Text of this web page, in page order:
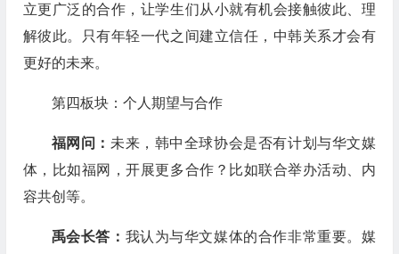
立更广泛的合作，让学生们从小就有机会接触彼此、理
解彼此。只有年轻一代之间建立信任，中韩关系才会有
更好的未来。
第四板块：个人期望与合作
福网问： 未来，韩中全球协会是否有计划与华文媒
体，比如福网，开展更多合作？比如联合举办活动、内
容共创等。
禹会长答： 我认为与华文媒体的合作非常重要。媒